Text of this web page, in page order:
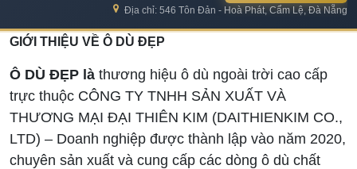
Địa chỉ: 546 Tôn Đản - Hoà Phát, Cẩm Lệ, Đà Nẵng
GIỚI THIỆU VỀ Ô DÙ ĐẸP
Ô DÙ ĐẸP là thương hiệu ô dù ngoài trời cao cấp
trực thuộc CÔNG TY TNHH SẢN XUẤT VÀ
THƯƠNG MẠI ĐẠI THIÊN KIM (DAITHIENKIM CO.,
LTD) – Doanh nghiệp được thành lập vào năm 2020,
chuyên sản xuất và cung cấp các dòng ô dù chất